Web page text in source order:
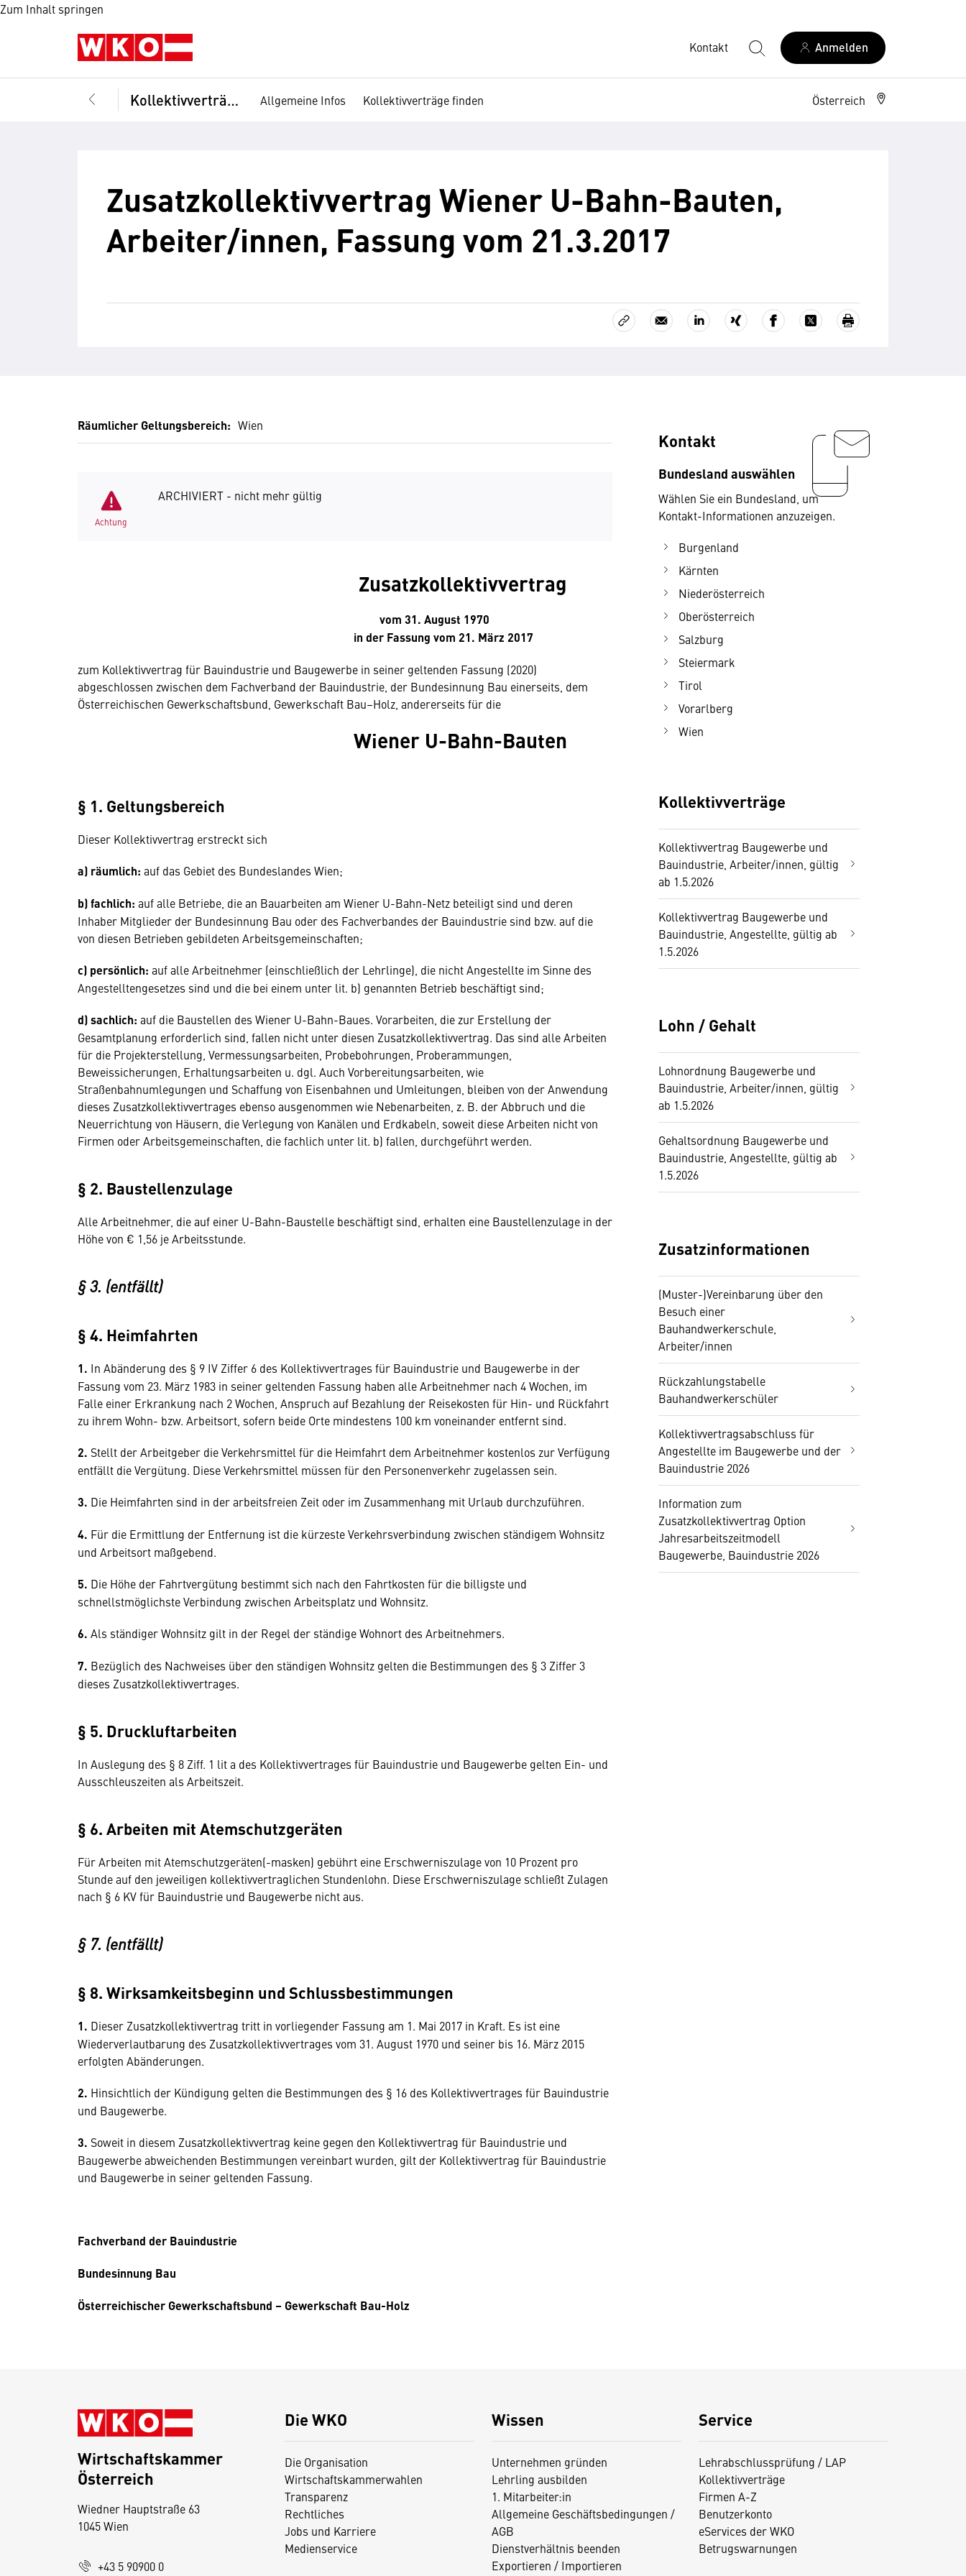
Zum Inhalt springen
Kontakt Anmelden
Kollektivverträge Allgemeine Infos Kollektivverträge finden Österreich
Zusatzkollektivvertrag Wiener U-Bahn-Bauten,
Arbeiter/innen, Fassung vom 21.3.2017
Räumlicher Geltungsbereich: Wien
Achtung
ARCHIVIERT - nicht mehr gültig
Zusatzkollektivvertrag
vom 31. August 1970
in der Fassung vom 21. März 2017
zum Kollektivvertrag für Bauindustrie und Baugewerbe in seiner geltenden Fassung (2020)
abgeschlossen zwischen dem Fachverband der Bauindustrie, der Bundesinnung Bau einerseits, dem
Österreichischen Gewerkschaftsbund, Gewerkschaft Bau–Holz, andererseits für die
Wiener U-Bahn-Bauten
§ 1. Geltungsbereich
Dieser Kollektivvertrag erstreckt sich
a) räumlich: auf das Gebiet des Bundeslandes Wien;
b) fachlich: auf alle Betriebe, die an Bauarbeiten am Wiener U-Bahn-Netz beteiligt sind und deren
Inhaber Mitglieder der Bundesinnung Bau oder des Fachverbandes der Bauindustrie sind bzw. auf die
von diesen Betrieben gebildeten Arbeitsgemeinschaften;
c) persönlich: auf alle Arbeitnehmer (einschließlich der Lehrlinge), die nicht Angestellte im Sinne des
Angestelltengesetzes sind und die bei einem unter lit. b) genannten Betrieb beschäftigt sind;
d) sachlich: auf die Baustellen des Wiener U-Bahn-Baues. Vorarbeiten, die zur Erstellung der
Gesamtplanung erforderlich sind, fallen nicht unter diesen Zusatzkollektivvertrag. Das sind alle Arbeiten
für die Projekterstellung, Vermessungsarbeiten, Probebohrungen, Proberammungen,
Beweissicherungen, Erhaltungsarbeiten u. dgl. Auch Vorbereitungsarbeiten, wie
Straßenbahnumlegungen und Schaffung von Eisenbahnen und Umleitungen, bleiben von der Anwendung
dieses Zusatzkollektivvertrages ebenso ausgenommen wie Nebenarbeiten, z. B. der Abbruch und die
Neuerrichtung von Häusern, die Verlegung von Kanälen und Erdkabeln, soweit diese Arbeiten nicht von
Firmen oder Arbeitsgemeinschaften, die fachlich unter lit. b) fallen, durchgeführt werden.
§ 2. Baustellenzulage
Alle Arbeitnehmer, die auf einer U-Bahn-Baustelle beschäftigt sind, erhalten eine Baustellenzulage in der
Höhe von € 1,56 je Arbeitsstunde.
§ 3. (entfällt)
§ 4. Heimfahrten
1. In Abänderung des § 9 IV Ziffer 6 des Kollektivvertrages für Bauindustrie und Baugewerbe in der
Fassung vom 23. März 1983 in seiner geltenden Fassung haben alle Arbeitnehmer nach 4 Wochen, im
Falle einer Erkrankung nach 2 Wochen, Anspruch auf Bezahlung der Reisekosten für Hin- und Rückfahrt
zu ihrem Wohn- bzw. Arbeitsort, sofern beide Orte mindestens 100 km voneinander entfernt sind.
2. Stellt der Arbeitgeber die Verkehrsmittel für die Heimfahrt dem Arbeitnehmer kostenlos zur Verfügung
entfällt die Vergütung. Diese Verkehrsmittel müssen für den Personenverkehr zugelassen sein.
3. Die Heimfahrten sind in der arbeitsfreien Zeit oder im Zusammenhang mit Urlaub durchzuführen.
4. Für die Ermittlung der Entfernung ist die kürzeste Verkehrsverbindung zwischen ständigem Wohnsitz
und Arbeitsort maßgebend.
5. Die Höhe der Fahrtvergütung bestimmt sich nach den Fahrtkosten für die billigste und
schnellstmöglichste Verbindung zwischen Arbeitsplatz und Wohnsitz.
6. Als ständiger Wohnsitz gilt in der Regel der ständige Wohnort des Arbeitnehmers.
7. Bezüglich des Nachweises über den ständigen Wohnsitz gelten die Bestimmungen des § 3 Ziffer 3
dieses Zusatzkollektivvertrages.
§ 5. Druckluftarbeiten
In Auslegung des § 8 Ziff. 1 lit a des Kollektivvertrages für Bauindustrie und Baugewerbe gelten Ein- und
Ausschleuszeiten als Arbeitszeit.
§ 6. Arbeiten mit Atemschutzgeräten
Für Arbeiten mit Atemschutzgeräten(-masken) gebührt eine Erschwerniszulage von 10 Prozent pro
Stunde auf den jeweiligen kollektivvertraglichen Stundenlohn. Diese Erschwerniszulage schließt Zulagen
nach § 6 KV für Bauindustrie und Baugewerbe nicht aus.
§ 7. (entfällt)
§ 8. Wirksamkeitsbeginn und Schlussbestimmungen
1. Dieser Zusatzkollektivvertrag tritt in vorliegender Fassung am 1. Mai 2017 in Kraft. Es ist eine
Wiederverlautbarung des Zusatzkollektivvertrages vom 31. August 1970 und seiner bis 16. März 2015
erfolgten Abänderungen.
2. Hinsichtlich der Kündigung gelten die Bestimmungen des § 16 des Kollektivvertrages für Bauindustrie
und Baugewerbe.
3. Soweit in diesem Zusatzkollektivvertrag keine gegen den Kollektivvertrag für Bauindustrie und
Baugewerbe abweichenden Bestimmungen vereinbart wurden, gilt der Kollektivvertrag für Bauindustrie
und Baugewerbe in seiner geltenden Fassung.
Fachverband der Bauindustrie
Bundesinnung Bau
Österreichischer Gewerkschaftsbund – Gewerkschaft Bau-Holz
Kontakt
Bundesland auswählen
Wählen Sie ein Bundesland, um
Kontakt-Informationen anzuzeigen.
Burgenland
Kärnten
Niederösterreich
Oberösterreich
Salzburg
Steiermark
Tirol
Vorarlberg
Wien
Kollektivverträge
Kollektivvertrag Baugewerbe und
Bauindustrie, Arbeiter/innen, gültig
ab 1.5.2026
Kollektivvertrag Baugewerbe und
Bauindustrie, Angestellte, gültig ab
1.5.2026
Lohn / Gehalt
Lohnordnung Baugewerbe und
Bauindustrie, Arbeiter/innen, gültig
ab 1.5.2026
Gehaltsordnung Baugewerbe und
Bauindustrie, Angestellte, gültig ab
1.5.2026
Zusatzinformationen
(Muster-)Vereinbarung über den
Besuch einer
Bauhandwerkerschule,
Arbeiter/innen
Rückzahlungstabelle
Bauhandwerkerschüler
Kollektivvertragsabschluss für
Angestellte im Baugewerbe und der
Bauindustrie 2026
Information zum
Zusatzkollektivvertrag Option
Jahresarbeitszeitmodell
Baugewerbe, Bauindustrie 2026
Die WKO
Die Organisation
Wirtschaftskammerwahlen
Transparenz
Rechtliches
Jobs und Karriere
Medienservice
Wissen
Unternehmen gründen
Lehrling ausbilden
1. Mitarbeiter:in
Allgemeine Geschäftsbedingungen /
AGB
Dienstverhältnis beenden
Exportieren / Importieren
Service
Lehrabschlussprüfung / LAP
Kollektivverträge
Firmen A-Z
Benutzerkonto
eServices der WKO
Betrugswarnungen
Wirtschaftskammer
Österreich
Wiedner Hauptstraße 63
1045 Wien
+43 5 90900 0